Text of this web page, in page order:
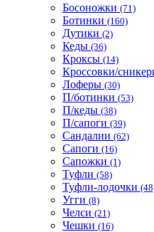
Босоножки (71)
Ботинки (160)
Дутики (2)
Кеды (36)
Кроксы (14)
Кроссовки/
Лоферы (30)
П/ботинки (53)
П/кеды (38)
П/сапоги (39)
Сандалии (62)
Сапоги (16)
Сапожки (1)
Туфли (58)
Туфли-лодочки
Угги (8)
Челси (21)
Чешки (16)